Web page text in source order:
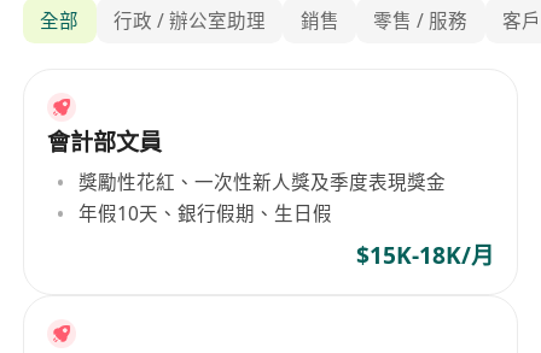
全部 行政 / 辦公室助理 銷售 零售 / 服務 客
會計部文員
獎勵性花紅、一次性新人獎及季度表現獎金
年假10天、銀行假期、生日假
$15K-18K/月